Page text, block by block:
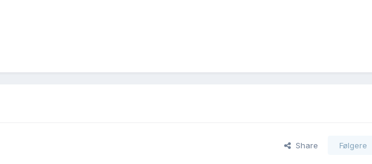
Share Følgere